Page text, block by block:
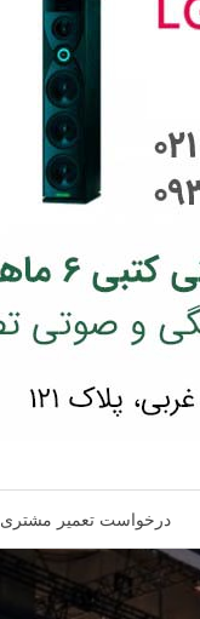
درخواست تعمیر مشتری